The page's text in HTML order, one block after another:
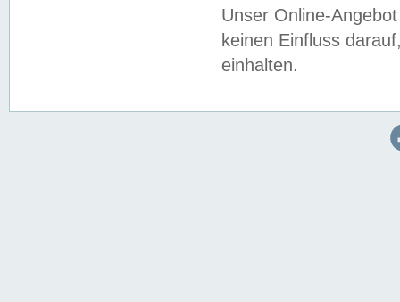
Unser Online-
keinen Einfluss
einhalten.